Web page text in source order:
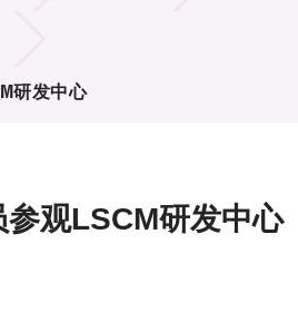
研发中心
观LSCM研发中心